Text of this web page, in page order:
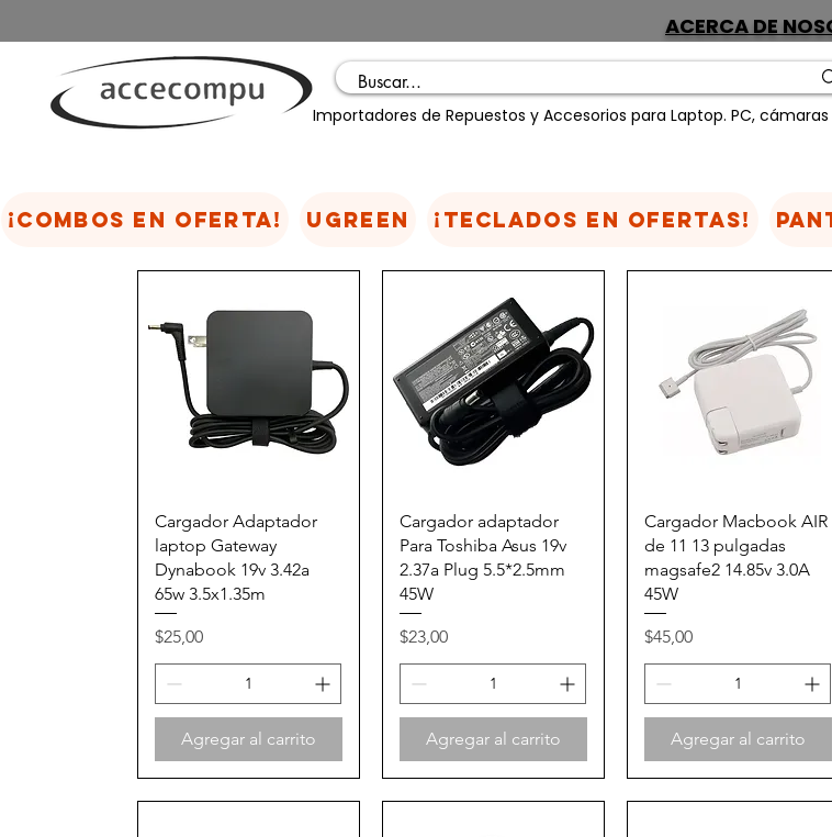
ACERCA DE
Importadores de Repuestos y Accesorios para Laptop. PC,
Vista rápida
Cargador Adaptador
laptop Gateway
Dynabook 19v 3.42a
65w 3.5x1.35m
Precio
$25,00
Agregar al carrito
Vista rápida
Cargador adaptador
Para Toshiba Asus 19v
2.37a Plug 5.5*2.5mm
45W
Precio
$23,00
Agregar al carrito
Vista rápida
Cargador Macbook AIR
de 11 13 pulgadas
magsafe2 14.85v 3.0A
45W
Precio
$45,00
Agregar al carrito
¡COMBOS EN OFERTA! UGREEN ¡TECLADOS EN OFERTAS!